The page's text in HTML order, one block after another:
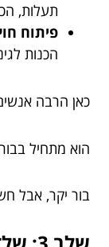
תעלות,
פיתוח
הכנות
כאן הרבה
הוא מתחיל
בור יקר, אבל